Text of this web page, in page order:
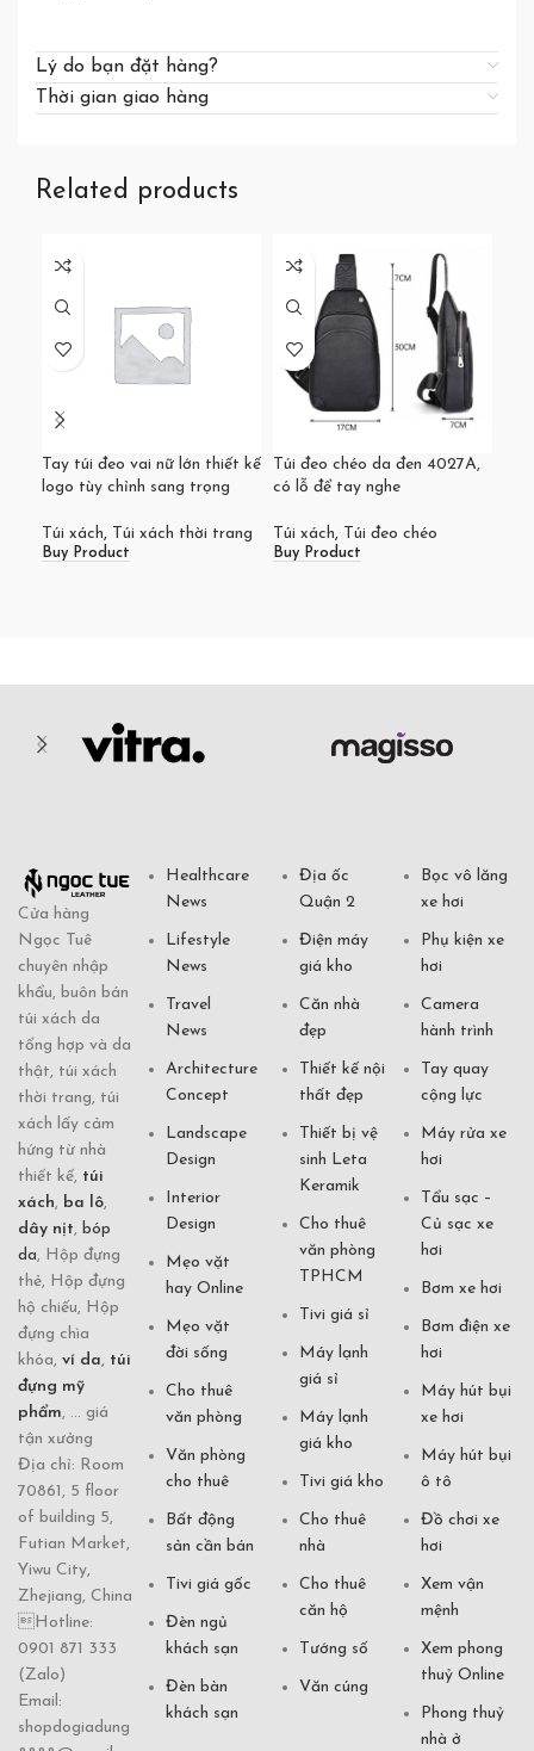
Lý do bạn đặt hàng?
Thời gian giao hàng
Related products
Tay túi đeo vai nữ lớn thiết kế
logo tùy chỉnh sang trọng
Túi xách, Túi xách thời trang
Buy Product
Túi đeo chéo da đen 4027A,
có lỗ để tay nghe
Túi xách, Túi đeo chéo
Buy Product
Cửa hàng
Ngọc Tuê
chuyên nhập
khẩu, buôn bán
túi xách da
tổng hợp và da
thật, túi xách
thời trang, túi
xách lấy cảm
hứng từ nhà
thiết kế, túi
xách, ba lô,
dây nịt, bóp
da, Hộp đựng
thẻ, Hộp đựng
hộ chiếu, Hộp
đựng chìa
khóa, ví da, túi
đựng mỹ
phẩm, ... giá
tận xưởng
Địa chỉ: Room
70861, 5 floor
of building 5,
Futian Market,
Yiwu City,
Zhejiang, China
Hotline:
0901 871 333
(Zalo)
Email:
shopdogiadung
Healthcare
News
Lifestyle
News
Travel
News
Architecture
Concept
Landscape
Design
Interior
Design
Mẹo vặt
hay Online
Mẹo vặt
đời sống
Cho thuê
văn phòng
Văn phòng
cho thuê
Bất động
sản cần bán
Tivi giá gốc
Đèn ngủ
khách sạn
Đèn bàn
khách sạn
Địa ốc
Quận 2
Điện máy
giá kho
Căn nhà
đẹp
Thiết kế nội
thất đẹp
Thiết bị vệ
sinh Leta
Keramik
Cho thuê
văn phòng
TPHCM
Tivi giá sỉ
Máy lạnh
giá sỉ
Máy lạnh
giá kho
Tivi giá kho
Cho thuê
nhà
Cho thuê
căn hộ
Tướng số
Văn cúng
Bọc vô lăng
xe hơi
Phụ kiện xe
hơi
Camera
hành trình
Tay quay
cộng lực
Máy rửa xe
hơi
Tẩu sạc –
Củ sạc xe
hơi
Bơm xe hơi
Bơm điện xe
hơi
Máy hút bụi
xe hơi
Máy hút bụi
ô tô
Đồ chơi xe
hơi
Xem vận
mệnh
Xem phong
thuỷ Online
Phong thuỷ
nhà ở